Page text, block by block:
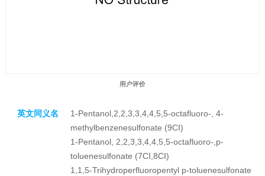
用户评价
收藏产品
英文同义名
1-Pentanol,2,2,3,3,4,4,5,5-octafluoro-, 4-
methylbenzenesulfonate (9CI)
1-Pentanol, 2,2,3,3,4,4,5,5-octafluoro-,p-
toluenesulfonate (7CI,8CI)
1,1,5-Trihydroperfluoropentyl p-toluenesulfonate